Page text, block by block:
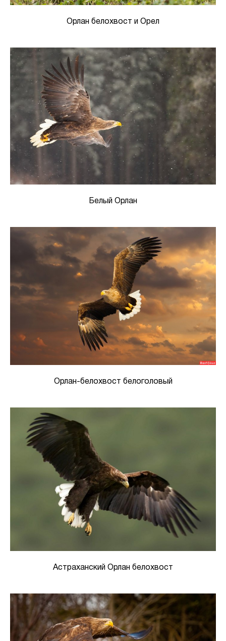
Орлан белохвост и Орел
Белый Орлан
Орлан-белохвост белоголовый
Астраханский Орлан белохвост